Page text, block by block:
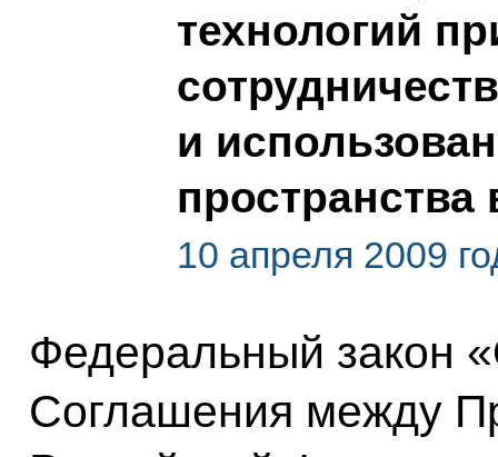
технологий
и
10 апреля 2009
Федеральный закон
Соглашения между